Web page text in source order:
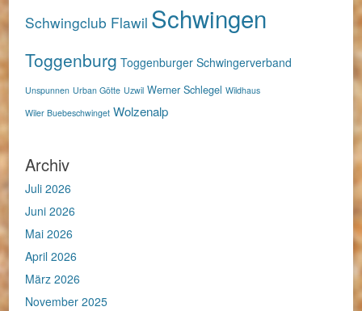
Schwingclub Flawil Schwingen
Toggenburg Toggenburger Schwingerverband
Unspunnen Urban Götte Uzwil Werner Schlegel Wildhaus
Wiler Buebeschwinget Wolzenalp
Archiv
Juli 2026
Juni 2026
Mai 2026
April 2026
März 2026
November 2025